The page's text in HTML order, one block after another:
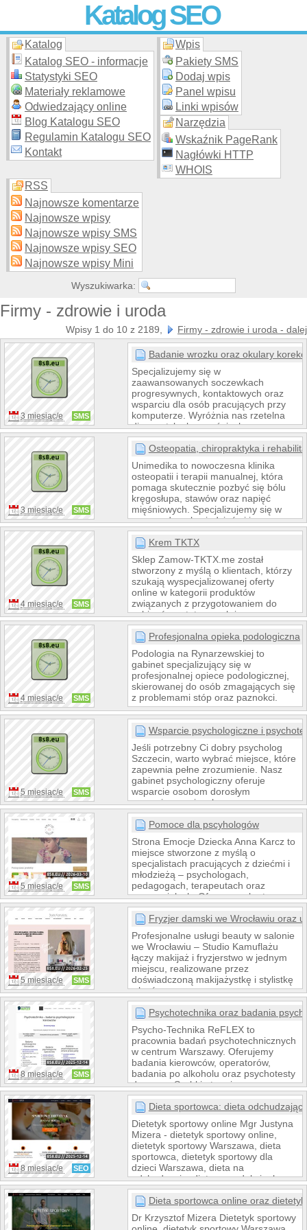
Katalog SEO
Skuteczna i promocja stron WWW –
moderowanego katalogu za darmo!
Katalog
Katalog SEO - informacje
Statystyki SEO
Materiały reklamowe
Odwiedzający online
Blog Katalogu SEO
Regulamin Katalogu SEO
Kontakt
Wpis
Pakiety SMS
Dodaj wpis
Panel wpisu
Linki wpisów
Narzędzia
Wskaźnik PageRank
Nagłówki HTTP
WHOIS
RSS
Najnowsze komentarze
Najnowsze wpisy
Najnowsze wpisy SMS
Najnowsze wpisy SEO
Najnowsze wpisy Mini
Wyszukiwarka:
Firmy - zdrowie i uroda
Wpisy 1 do 10 z 2189, Firmy - zdrowie i uroda - dalej
3 miesiąc/e SMS
Badanie wrozku oraz okulary
Specjalizujemy się w
zaawansowanych soczewkach
progresywnych, kontaktowych oraz
wsparciu dla osób pracujących przy
komputerze. Wyróżnia nas rzetelna
diagnostyka bez pośpiechu,
indywidualne doradztwo stylistyczne i
najwyższa jakość wykonania okularów.
posprzedażowy oraz dwuletnią
gwarancję na produkty w przyjaznej,
sąsiedzkiej atmosferze. Sprawdź
naszą ofertę i umów się na wizytę u
optometrysty na stronie internetowej:
WWW.optykoptosfera.pl
3 miesiąc/e SMS
Osteopatia, chiropraktyka i
Unimedika to nowoczesna klinika
osteopatii i terapii manualnej, która
pomaga skutecznie pozbyć się bólu
kręgosłupa, stawów oraz napięć
mięśniowych. Specjalizujemy się w
pracy z dorosłymi, dziećmi i
niemowlętami, oferując indywidualne
podejście i holistyczne leczenie.
osteopatii i chiropraktyki, aby
przywrócić zdrowie, sprawność i
komfort życia naszym pacjentom.
4 miesiąc/e SMS
Krem TKTX
Sklep Zamow-TKTX.me został
stworzony z myślą o klientach, którzy
szukają wyspecjalizowanej oferty
online w kategorii produktów
związanych z przygotowaniem do
zabiegów estetycznych i
kosmetycznych. Strona jest prosta w
obsłudze, czytelna i przyjazna dla
szybkie zapoznanie się z
asortymentem oraz sprawne złożenie
zamówienia w dogodnym czasie.
4 miesiąc/e SMS
Profesjonalna opieka podologiczna
Podologia na Rynarzewskiej to
gabinet specjalizujący się w
profesjonalnej opiece podologicznej,
skierowanej do osób zmagających się
z problemami stóp oraz paznokci.
5 miesiąc/e SMS
Wsparcie psychologiczne i
Jeśli potrzebny Ci dobry psycholog
Szczecin, warto wybrać miejsce, które
zapewnia pełne zrozumienie. Nasz
gabinet psychologiczny oferuje
wsparcie osobom dorosłym
zmagającym się z kryzysem
emocjonalnym, przewlekłym stresem,
obniżonym nastrojem, lękiem czy
5 miesiąc/e SMS
Pomoce dla pscyhologów
Strona Emocje Dziecka Anna Karcz to
miejsce stworzone z myślą o
specjalistach pracujących z dziećmi i
młodzieżą – psychologach,
pedagogach, terapeutach oraz
nauczycielach. Oferowane karty pracy
stanowią gotowe, merytorycznie
opracowane wsparcie w codziennej
5 miesiąc/e SMS
Fryzjer damski we Wrocławiu oraz
Profesjonalne usługi beauty w salonie
we Wrocławiu – Studio Kamuflażu
łączy makijaż i fryzjerstwo w jednym
miejscu, realizowane przez
doświadczoną makijażystkę i stylistkę
włosów
8 miesiąc/e SMS
Psychotechnika oraz badania
Psycho-Technika ReFLEX to
pracownia badań psychotechnicznych
w centrum Warszawy. Oferujemy
badania kierowców, operatorów,
badania po alkoholu oraz psychotesty
do pracy. Szybkie terminy,
profesjonalna diagnostyka i
orzeczenia wydawane na miejscu.
8 miesiąc/e SEO
Dieta sportowca: dieta
Dietetyk sportowy online Mgr Justyna
Mizera - dietetyk sportowy online,
dietetyk sportowy Warszawa, dieta
sportowca, dietetyk sportowy dla
dzieci Warszawa, dieta na
odchudzanie, dieta na redukcję, kursy
z dietetyki. Zapraszam do współpracy
sportowydietetyk.com.pl
Dieta sportowca online oraz
Dr Krzysztof Mizera Dietetyk sportowy